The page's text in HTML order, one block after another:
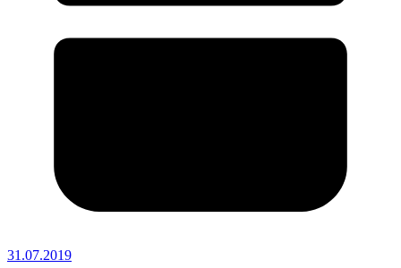
31.07.2019